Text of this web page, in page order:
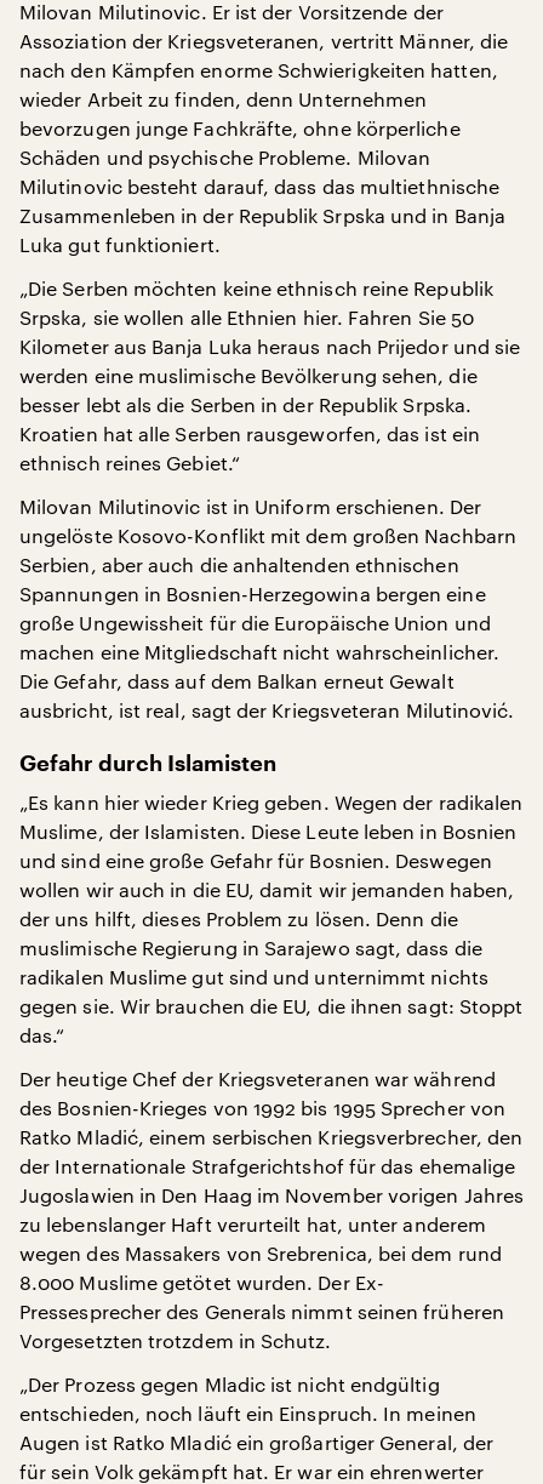
Milovan Milutinovic. Er ist der Vorsitzende der
Assoziation der Kriegsveteranen, vertritt Männer, die
nach den Kämpfen enorme Schwierigkeiten hatten,
wieder Arbeit zu finden, denn Unternehmen
bevorzugen junge Fachkräfte, ohne körperliche
Schäden und psychische Probleme. Milovan
Milutinovic besteht darauf, dass das multiethnische
Zusammenleben in der Republik Srpska und in Banja
Luka gut funktioniert.
„Die Serben möchten keine ethnisch reine Republik
Srpska, sie wollen alle Ethnien hier. Fahren Sie 50
Kilometer aus Banja Luka heraus nach Prijedor und sie
werden eine muslimische Bevölkerung sehen, die
besser lebt als die Serben in der Republik Srpska.
Kroatien hat alle Serben rausgeworfen, das ist ein
ethnisch reines Gebiet.“
Milovan Milutinovic ist in Uniform erschienen. Der
ungelöste Kosovo-Konflikt mit dem großen Nachbarn
Serbien, aber auch die anhaltenden ethnischen
Spannungen in Bosnien-Herzegowina bergen eine
große Ungewissheit für die Europäische Union und
machen eine Mitgliedschaft nicht wahrscheinlicher.
Die Gefahr, dass auf dem Balkan erneut Gewalt
ausbricht, ist real, sagt der Kriegsveteran Milutinović.
Gefahr durch Islamisten
„Es kann hier wieder Krieg geben. Wegen der radikalen
Muslime, der Islamisten. Diese Leute leben in Bosnien
und sind eine große Gefahr für Bosnien. Deswegen
wollen wir auch in die EU, damit wir jemanden haben,
der uns hilft, dieses Problem zu lösen. Denn die
muslimische Regierung in Sarajewo sagt, dass die
radikalen Muslime gut sind und unternimmt nichts
gegen sie. Wir brauchen die EU, die ihnen sagt: Stoppt
das.“
Der heutige Chef der Kriegsveteranen war während
des Bosnien-Krieges von 1992 bis 1995 Sprecher von
Ratko Mladić, einem serbischen Kriegsverbrecher, den
der Internationale Strafgerichtshof für das ehemalige
Jugoslawien in Den Haag im November vorigen Jahres
zu lebenslanger Haft verurteilt hat, unter anderem
wegen des Massakers von Srebrenica, bei dem rund
8.000 Muslime getötet wurden. Der Ex-
Pressesprecher des Generals nimmt seinen früheren
Vorgesetzten trotzdem in Schutz.
„Der Prozess gegen Mladic ist nicht endgültig
entschieden, noch läuft ein Einspruch. In meinen
Augen ist Ratko Mladić ein großartiger General, der
für sein Volk gekämpft hat. Er war ein ehrenwerter